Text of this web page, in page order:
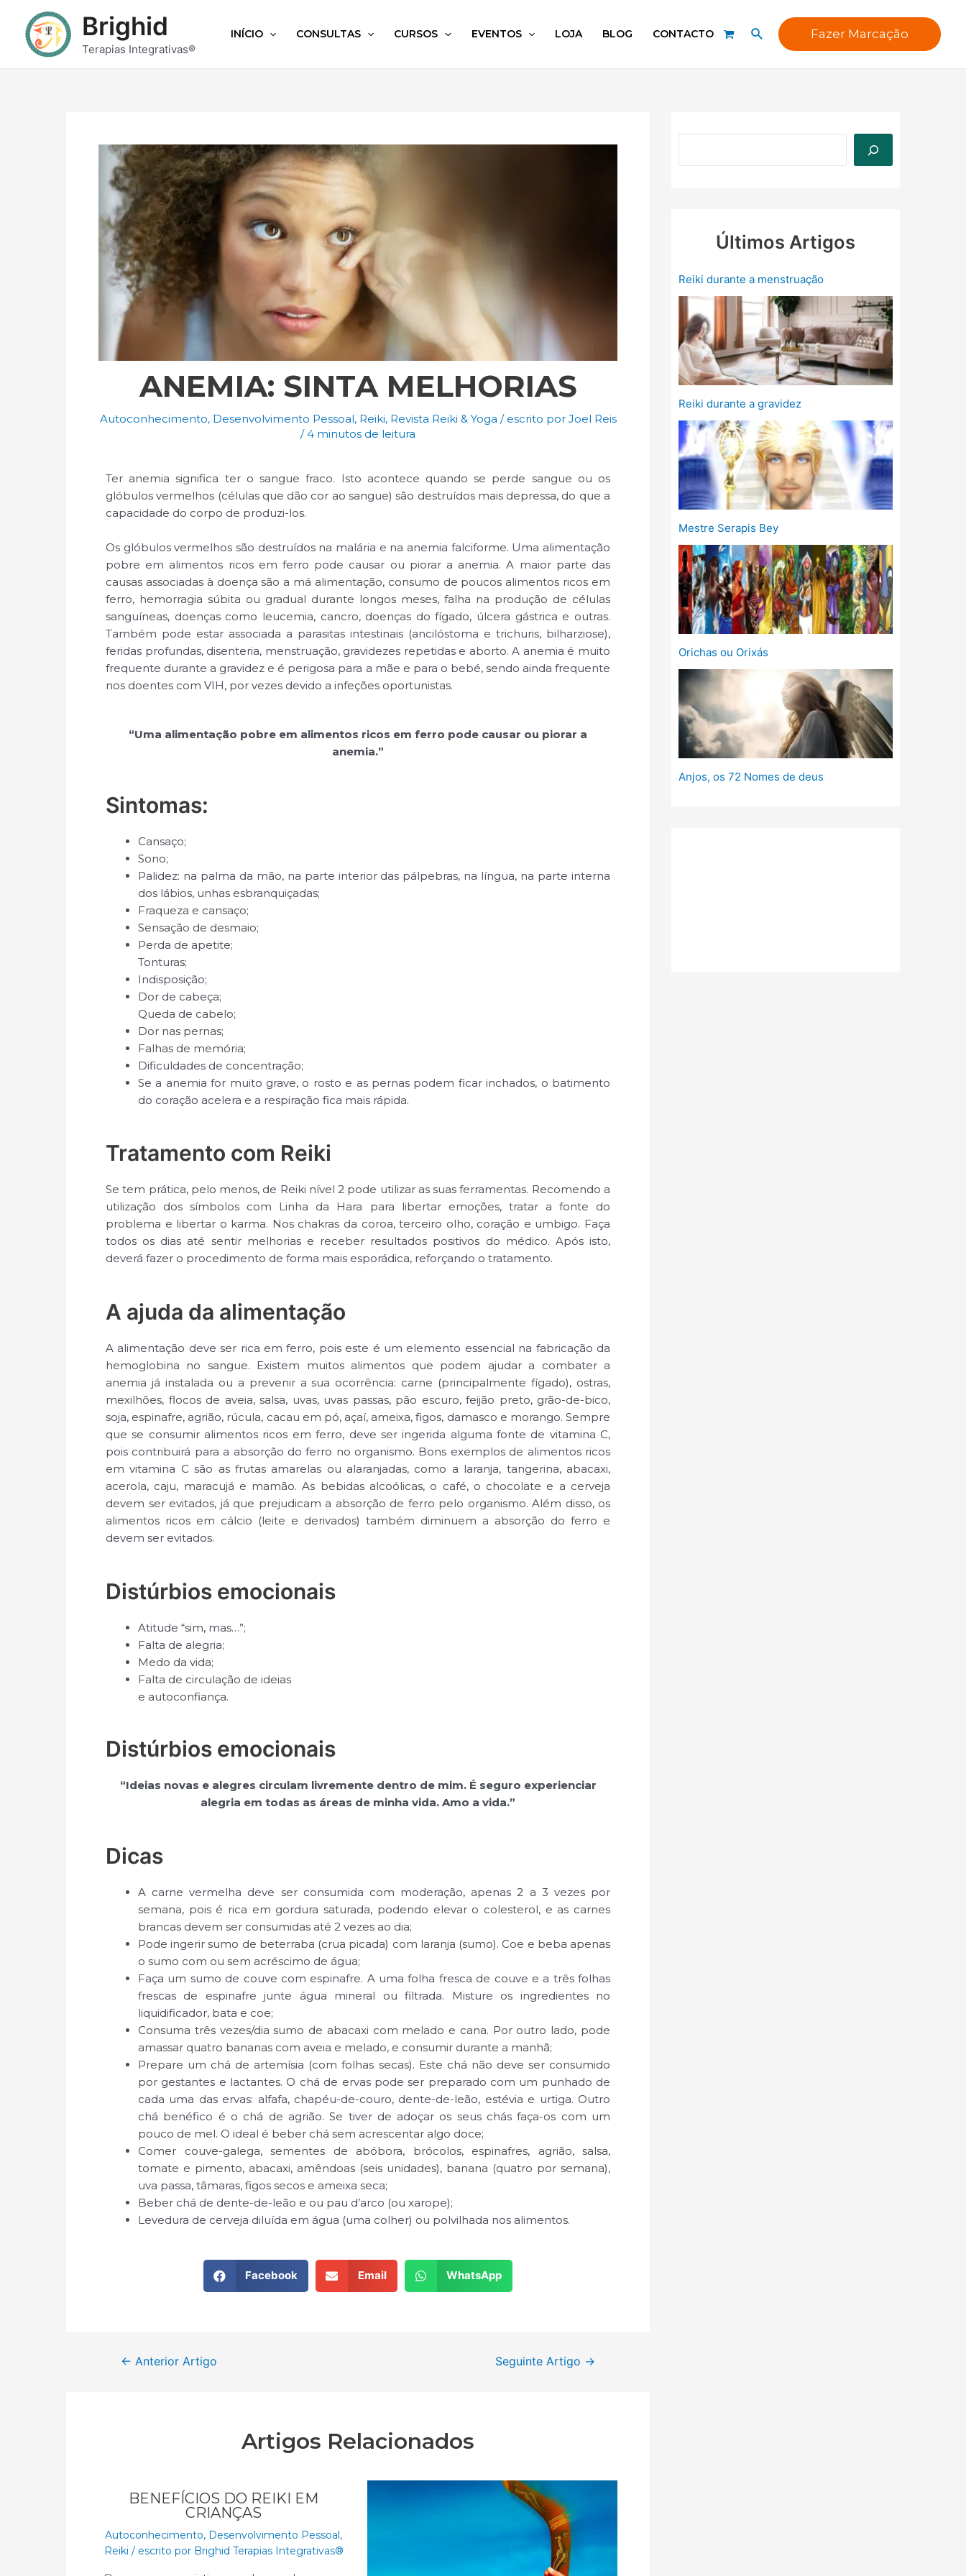
Brighid
Terapias Integrativas®
INÍCIO CONSULTAS CURSOS EVENTOS LOJA BLOG CONTACTO Fazer Marcação
ANEMIA: SINTA MELHORIAS
Autoconhecimento, Desenvolvimento Pessoal, Reiki, Revista Reiki & Yoga / escrito por Joel Reis
/4 minutos de leitura
Ter anemia significa ter o sangue fraco. Isto acontece quando se perde sangue ou os
glóbulos vermelhos (células que dão cor ao sangue) são destruídos mais depressa, do que a
capacidade do corpo de produzi-los.
Os glóbulos vermelhos são destruídos na malária e na anemia falciforme. Uma alimentação
pobre em alimentos ricos em ferro pode causar ou piorar a anemia. A maior parte das
causas associadas à doença são a má alimentação, consumo de poucos alimentos ricos em
ferro, hemorragia súbita ou gradual durante longos meses, falha na produção de células
sanguíneas, doenças como leucemia, cancro, doenças do fígado, úlcera gástrica e outras.
Também pode estar associada a parasitas intestinais (ancilóstoma e trichuris, bilharziose),
feridas profundas, disenteria, menstruação, gravidezes repetidas e aborto. A anemia é muito
frequente durante a gravidez e é perigosa para a mãe e para o bebé, sendo ainda frequente
nos doentes com VIH, por vezes devido a infeções oportunistas.
“Uma alimentação pobre em alimentos ricos em ferro pode causar ou piorar a
anemia.”
Sintomas:​
Cansaço;
Sono;
Palidez: na palma da mão, na parte interior das pálpebras, na língua, na parte interna
dos lábios, unhas esbranquiçadas;
Fraqueza e cansaço;
Sensação de desmaio;
Perda de apetite;
Tonturas;
Indisposição;
Dor de cabeça;
Queda de cabelo;
Dor nas pernas;
Falhas de memória;
Dificuldades de concentração;
Se a anemia for muito grave, o rosto e as pernas podem ficar inchados, o batimento
do coração acelera e a respiração fica mais rápida.
Tratamento com Reiki
Se tem prática, pelo menos, de Reiki nível 2 pode utilizar as suas ferramentas. Recomendo a
utilização dos símbolos com Linha da Hara para libertar emoções, tratar a fonte do
problema e libertar o karma. Nos chakras da coroa, terceiro olho, coração e umbigo. Faça
todos os dias até sentir melhorias e receber resultados positivos do médico. Após isto,
deverá fazer o procedimento de forma mais esporádica, reforçando o tratamento.
A ajuda da alimentação
A alimentação deve ser rica em ferro, pois este é um elemento essencial na fabricação da
hemoglobina no sangue. Existem muitos alimentos que podem ajudar a combater a
anemia já instalada ou a prevenir a sua ocorrência: carne (principalmente fígado), ostras,
mexilhões, flocos de aveia, salsa, uvas, uvas passas, pão escuro, feijão preto, grão-de-bico,
soja, espinafre, agrião, rúcula, cacau em pó, açaí, ameixa, figos, damasco e morango. Sempre
que se consumir alimentos ricos em ferro, deve ser ingerida alguma fonte de vitamina C,
pois contribuirá para a absorção do ferro no organismo. Bons exemplos de alimentos ricos
em vitamina C são as frutas amarelas ou alaranjadas, como a laranja, tangerina, abacaxi,
acerola, caju, maracujá e mamão. As bebidas alcoólicas, o café, o chocolate e a cerveja
devem ser evitados, já que prejudicam a absorção de ferro pelo organismo. Além disso, os
alimentos ricos em cálcio (leite e derivados) também diminuem a absorção do ferro e
devem ser evitados.
Distúrbios emocionais
Atitude “sim, mas…”;
Falta de alegria;
Medo da vida;
Falta de circulação de ideias
e autoconfiança.
Distúrbios emocionais
“Ideias novas e alegres circulam livremente dentro de mim. É seguro experienciar
alegria em todas as áreas de minha vida. Amo a vida.”
Dicas
A carne vermelha deve ser consumida com moderação, apenas 2 a 3 vezes por
semana, pois é rica em gordura saturada, podendo elevar o colesterol, e as carnes
brancas devem ser consumidas até 2 vezes ao dia;
Pode ingerir sumo de beterraba (crua picada) com laranja (sumo). Coe e beba apenas
o sumo com ou sem acréscimo de água;
Faça um sumo de couve com espinafre. A uma folha fresca de couve e a três folhas
frescas de espinafre junte água mineral ou filtrada. Misture os ingredientes no
liquidificador, bata e coe;
Consuma três vezes/dia sumo de abacaxi com melado e cana. Por outro lado, pode
amassar quatro bananas com aveia e melado, e consumir durante a manhã;
Prepare um chá de artemísia (com folhas secas). Este chá não deve ser consumido
por gestantes e lactantes. O chá de ervas pode ser preparado com um punhado de
cada uma das ervas: alfafa, chapéu-de-couro, dente-de-leão, estévia e urtiga. Outro
chá benéfico é o chá de agrião. Se tiver de adoçar os seus chás faça-os com um
pouco de mel. O ideal é beber chá sem acrescentar algo doce;
Comer couve-galega, sementes de abóbora, brócolos, espinafres, agrião, salsa,
tomate e pimento, abacaxi, amêndoas (seis unidades), banana (quatro por semana),
uva passa, tâmaras, figos secos e ameixa seca;
Beber chá de dente-de-leão e ou pau d’arco (ou xarope);
Levedura de cerveja diluída em água (uma colher) ou polvilhada nos alimentos.
Facebook Email WhatsApp
← Anterior Artigo Seguinte Artigo →
Artigos Relacionados
BENEFÍCIOS DO REIKI EM
CRIANÇAS
Autoconhecimento, Desenvolvimento Pessoal,
Reiki / escrito por Brighid Terapias Integrativas®
Últimos Artigos
Reiki durante a menstruação
Reiki durante a gravidez
Mestre Serapis Bey
Orichas ou Orixás
Anjos, os 72 Nomes de deus